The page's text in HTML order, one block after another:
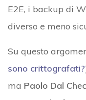
E2E, i backup di
diverso e meno
Su questo
sono crittografati?
ma Paolo Dal